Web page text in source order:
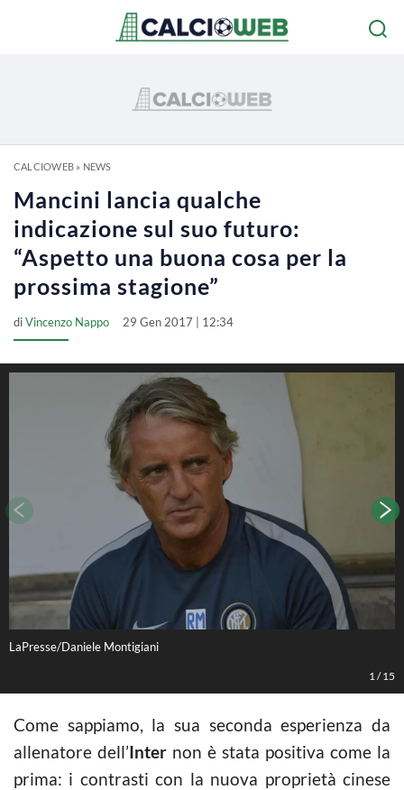
CALCIOWEB» NEWS
Mancini lancia qualche
indicazione sul suo futuro:
“Aspetto una buona cosa per la
prossima stagione”
diVincenzo Nappo 29 Gen 2017 | 12:34
LaPresse/Daniele Montigiani
1 /15
Come sappiamo, la sua seconda esperienza da
allenatore dell’Inter non è stata positiva come la
prima: i contrasti con la nuova proprietà cinese